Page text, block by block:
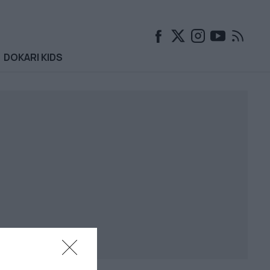
DOKARI KIDS